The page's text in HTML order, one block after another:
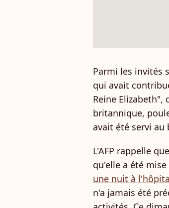
Parmi les invités
qui avait
Reine
britannique,
avait été servi au
L'AFP rappelle
qu'elle a été
une nuit à
n'a jamais été